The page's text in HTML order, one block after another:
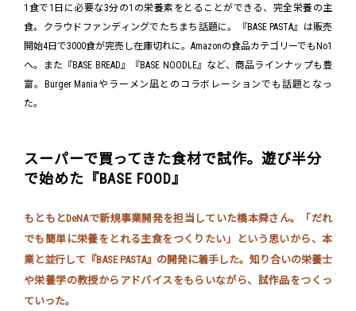
1食で1日に必要な3分の1の栄養素をとることができる、完全栄養の主
食。クラウドファンディングでたちまち話題に。『BASE PASTA』は販売
開始4日で3000食が完売し在庫切れに。Amazonの食品カテゴリーでもNo1
へ。また『BASE BREAD』『BASE NOODLE』など、商品ラインナップも豊
富。Burger Maniaやラーメン凪とのコラボレーションでも話題となっ
た。
スーパーで買ってきた食材で試作。遊び半分
で始めた『BASE FOOD』
もともとDeNAで新規事業開発を担当していた橋本舜さん。「だれ
でも簡単に栄養をとれる主食をつくりたい」という思いから、本
業と並行して『BASE PASTA』の開発に着手した。知り合いの栄養士
や栄養学の教授からアドバイスをもらいながら、試作品をつくっ
ていった。